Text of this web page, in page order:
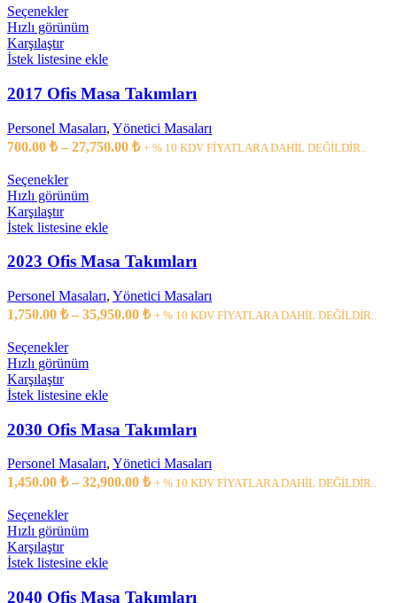
SeçeneklerBu
ürünün
fazla
var.
Seçenekler
ürün
sayfasından
seçilebilir
Hızlı görünüm
Karşılaştır
İstek listesine ekle
2017 Ofis Masa Takımları
Personel Masaları, Yönetici Masaları
700.00 ₺ – 27,750.00 ₺Fiyat
+ % 10 KDV FİYATLARA DAHİL DEĞİLDİR..
SeçeneklerBu
ürünün
fazla
var.
ürün
sayfasından
seçilebilir
Hızlı görünüm
Karşılaştır
İstek listesine ekle
2023 Ofis Masa Takımları
Personel Masaları, Yönetici Masaları
1,750.00 ₺ – 35,950.00 ₺Fiyat
+ % 10 KDV FİYATLARA DAHİL DEĞİLDİR..
SeçeneklerBu
ürünün
fazla
var.
Seçenekler
ürün
sayfasından
seçilebilir
Hızlı görünüm
Karşılaştır
İstek listesine ekle
2030 Ofis Masa Takımları
Personel Masaları, Yönetici Masaları
1,450.00 ₺ – 32,900.00 ₺Fiyat
+ % 10 KDV FİYATLARA DAHİL DEĞİLDİR..
SeçeneklerBu
ürünün
fazla
var.
Hızlı görünüm
Karşılaştır
İstek listesine ekle
2040 Ofis Masa Takımları